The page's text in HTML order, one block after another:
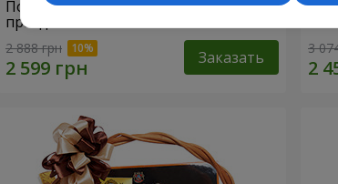
Подарочная корзина "Детский
праздник!"
2 888 грн Заказать 3